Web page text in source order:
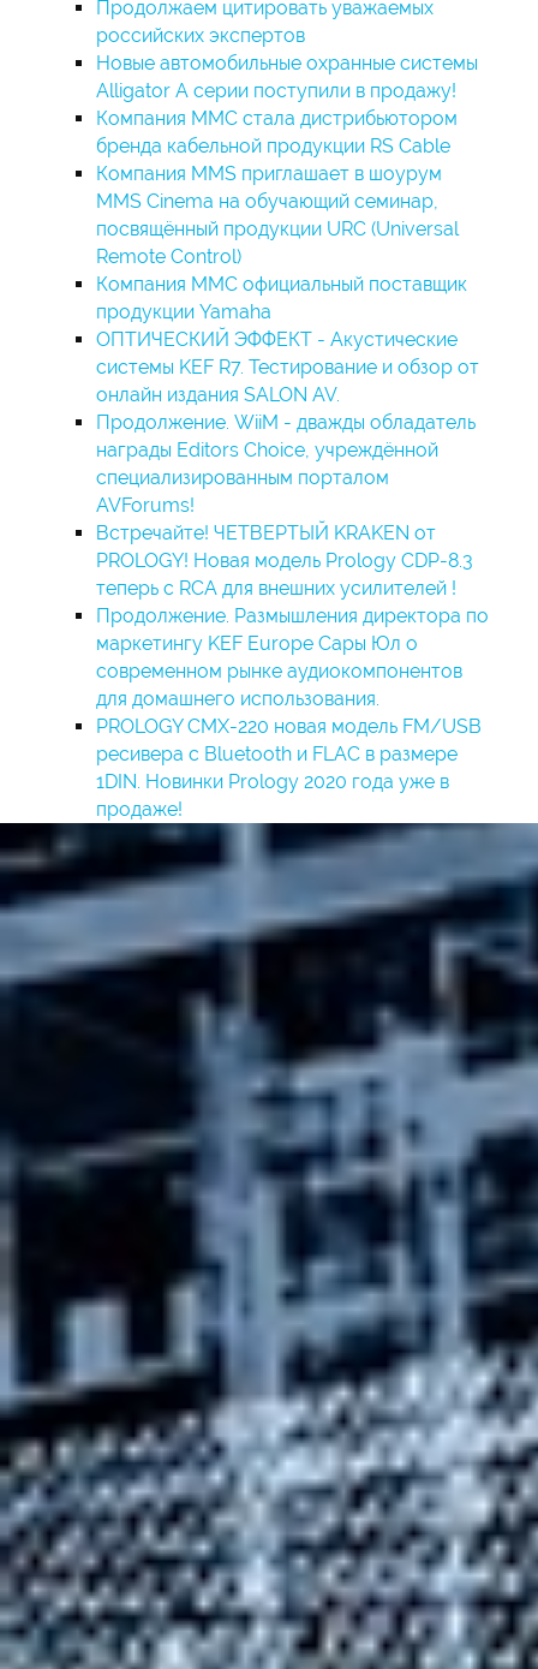
Продолжаем цитировать уважаемых
российских экспертов
Новые автомобильные охранные системы
Alligator A серии поступили в продажу!
Компания ММС стала дистрибьютором
бренда кабельной продукции RS Cable
Компания MMS приглашает в шоурум
MMS Cinema на обучающий семинар,
посвящённый продукции URC (Universal
Remote Control)
Компания MMC официальный поставщик
продукции Yamaha
ОПТИЧЕСКИЙ ЭФФЕКТ - Акустические
системы KEF R7. Тестирование и обзор от
онлайн издания SALON AV.
Продолжение. WiiM - дважды обладатель
награды Editors Choice, учреждённой
специализированным порталом
AVForums!
Встречайте! ЧЕТВЕРТЫЙ KRAKEN от
PROLOGY! Новая модель Prology CDP-8.3
теперь с RCA для внешних усилителей !
Продолжение. Размышления директора по
маркетингу KEF Europe Сары Юл о
современном рынке аудиокомпонентов
для домашнего использования.
PROLOGY CMX-220 новая модель FM/USB
ресивера с Bluetooth и FLAC в размере
1DIN. Новинки Prology 2020 года уже в
продаже!